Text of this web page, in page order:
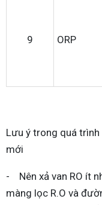
9 ORP
Lưu ý trong quá
mới
- Nên xả van RO ít
màng lọc R.O và